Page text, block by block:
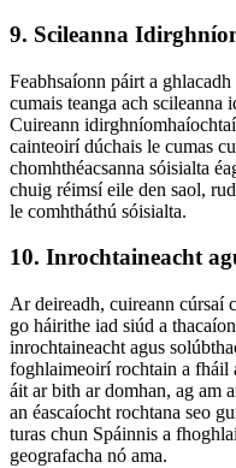
9. Scileanna
Feabhsaíonn páirt a
cumais teanga ach
Cuireann
cainteoirí dúchais le cumas
chomhthéacsanna sóisialta
chuig réimsí eile den saol,
le comhtháthú sóisialta.
10. Inrochtaineacht
Ar deireadh, cuireann cúrsaí
go háirithe iad siúd a
inrochtaineacht agus
foghlaimeoirí rochtain a fháil
áit ar bith ar domhan, ag am
an éascaíocht rochtana seo
turas chun Spáinnis a
geografacha nó ama.